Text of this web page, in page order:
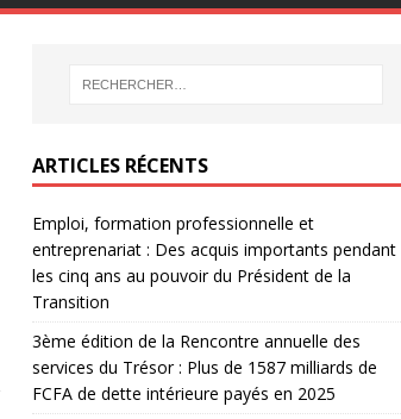
ARTICLES RÉCENTS
Emploi, formation professionnelle et
entreprenariat : Des acquis importants pendant
les cinq ans au pouvoir du Président de la
Transition
3ème édition de la Rencontre annuelle des
services du Trésor : Plus de 1587 milliards de
FCFA de dette intérieure payés en 2025